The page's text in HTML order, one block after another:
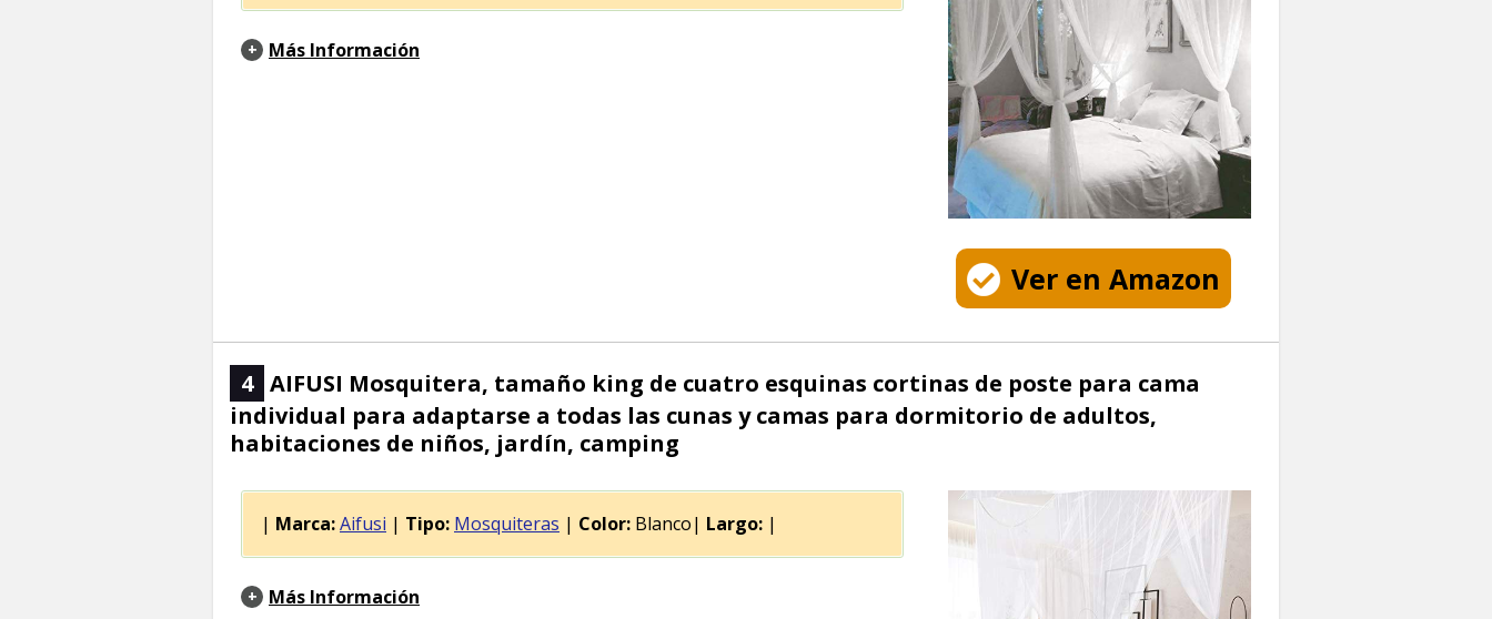
Ver en Amazon
Más Información
4 AIFUSI Mosquitera, tamaño king de cuatro esquinas cortinas de poste para cama
individual para adaptarse a todas las cunas y camas para dormitorio de adultos,
habitaciones de niños, jardín, camping
| Marca:Aifusi | Tipo: Mosquiteras | Color: Blanco| Largo: |
Más Información